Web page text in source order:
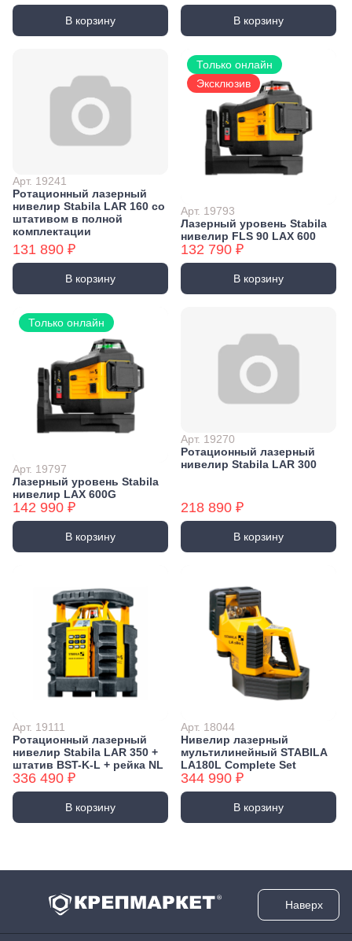
В корзину В корзину
Арт. 19241
Ротационный лазерный
нивелир Stabila LAR 160 со
штативом в полной
комплектации
131 890 ₽
В корзину
Только онлайн
Эксклюзив
Арт. 19793
Лазерный уровень Stabila
нивелир FLS 90 LAX 600
132 790 ₽
В корзину
Только онлайн
Арт. 19797
Лазерный уровень Stabila
нивелир LAX 600G
142 990 ₽
В корзину
Арт. 19270
Ротационный лазерный
нивелир Stabila LAR 300
218 890 ₽
В корзину
Арт. 19111
Ротационный лазерный
нивелир Stabila LAR 350 +
штатив BST-K-L + рейка NL
336 490 ₽
В корзину
Арт. 18044
Нивелир лазерный
мультилинейный STABILA
LA180L Complete Set
344 990 ₽
В корзину
Наверх